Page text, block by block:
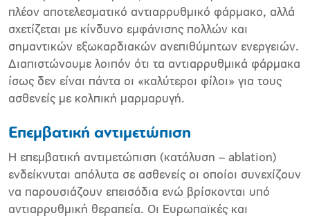
πλέον αποτελεσµατικό αντιαρρυθµικό φάρµακο, αλλά
σχετίζεται µε κίνδυνο εµφάνισης πολλών και
σηµαντικών εξωκαρδιακών ανεπιθύµητων ενεργειών.
∆ιαπιστώνουµε λοιπόν ότι τα αντιαρρυθµικά φάρµακα
ίσως δεν είναι πάντα οι «καλύτεροι φίλοι» για τους
ασθενείς µε κολπική µαρµαρυγή.
Επεµβατική αντιµετώπιση
Η επεµβατική αντιµετώπιση (κατάλυση – ablation)
ενδείκνυται απόλυτα σε ασθενείς οι οποίοι συνεχίζουν
να παρουσιάζουν επεισόδια ενώ βρίσκονται υπό
αντιαρρυθµική θεραπεία. Οι Ευρωπαϊκές και